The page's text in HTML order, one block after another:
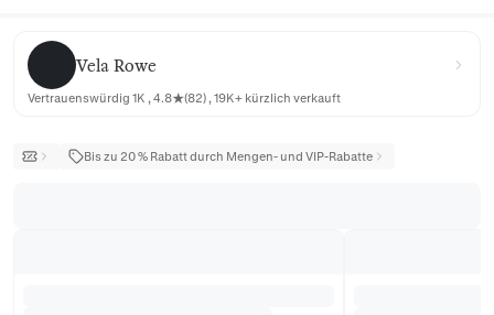
Vela Rowe
Vela Rowe
Vertrauenswürdig 1K , 4.8★(82) , 19K+ kürzlich verkauft
Bis zu 20 % Rabatt durch Mengen- und VIP-Rabatte